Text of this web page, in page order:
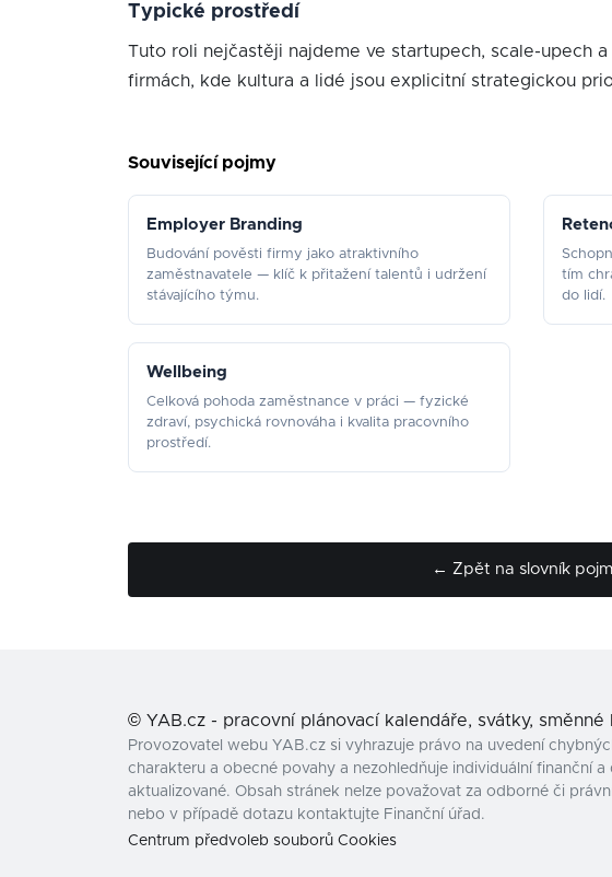
Typické prostředí
Tuto roli nejčastěji najdeme ve startupech, scale-upech
firmách, kde kultura a lidé jsou explicitní strategickou
Související pojmy
Employer Branding
Budování pověsti firmy jako atraktivního
zaměstnavatele — klíč k přitažení talentů i udržení
stávajícího týmu.
tím
do lidí.
Wellbeing
Celková pohoda zaměstnance v práci — fyzické
zdraví, psychická rovnováha i kvalita pracovního
prostředí.
← Zpět na slovník
© YAB.cz - pracovní plánovací kalendáře, svátky, směnné
Provozovatel webu YAB.cz si vyhrazuje právo na uvedení
charakteru a obecné povahy a nezohledňuje individuální finanční
aktualizované. Obsah stránek nelze považovat za odborné či
nebo v případě dotazu kontaktujte Finanční úřad.
Centrum předvoleb souborů Cookies